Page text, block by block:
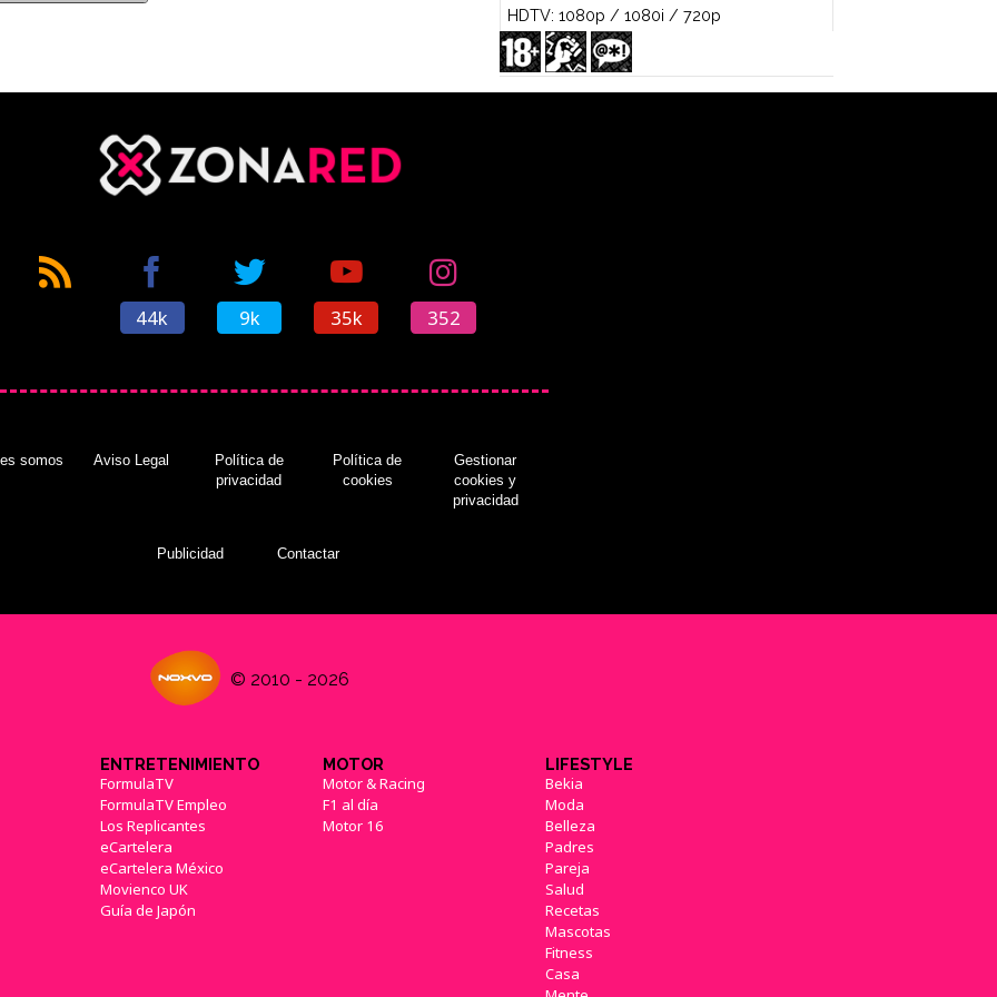
HDTV: 1080p / 1080i / 720p
44k 9k 35k 352
somos Aviso Legal
Política de
privacidad
Política de
cookies
Gestionar
cookies y
privacidad
Publicidad Contactar
© 2010 - 2026
ENTRETENIMIENTO
FormulaTV
FormulaTV Empleo
Los Replicantes
eCartelera
eCartelera México
Movienco UK
Guía de Japón
MOTOR
Motor & Racing
F1 al día
Motor 16
LIFESTYLE
Bekia
Moda
Belleza
Padres
Pareja
Salud
Recetas
Mascotas
Fitness
Casa